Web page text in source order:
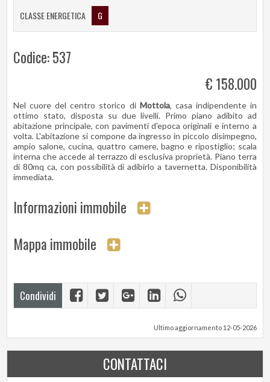
CLASSE ENERGETICA G
Codice: 537
€ 158.000
Nel cuore del centro storico di Mottola, casa indipendente in
ottimo stato, disposta su due livelli. Primo piano adibito ad
abitazione principale, con pavimenti d'epoca originali e interno a
volta. L'abitazione si compone da ingresso in piccolo disimpegno,
ampio salone, cucina, quattro camere, bagno e ripostiglio; scala
interna che accede al terrazzo di esclusiva proprietà. Piano terra
di 80mq ca, con possibilità di adibirlo a tavernetta. Disponibilità
immediata.
Informazioni immobile
Mappa immobile
Condividi
Ultimo aggiornamento 12-05-2026
CONTATTACI